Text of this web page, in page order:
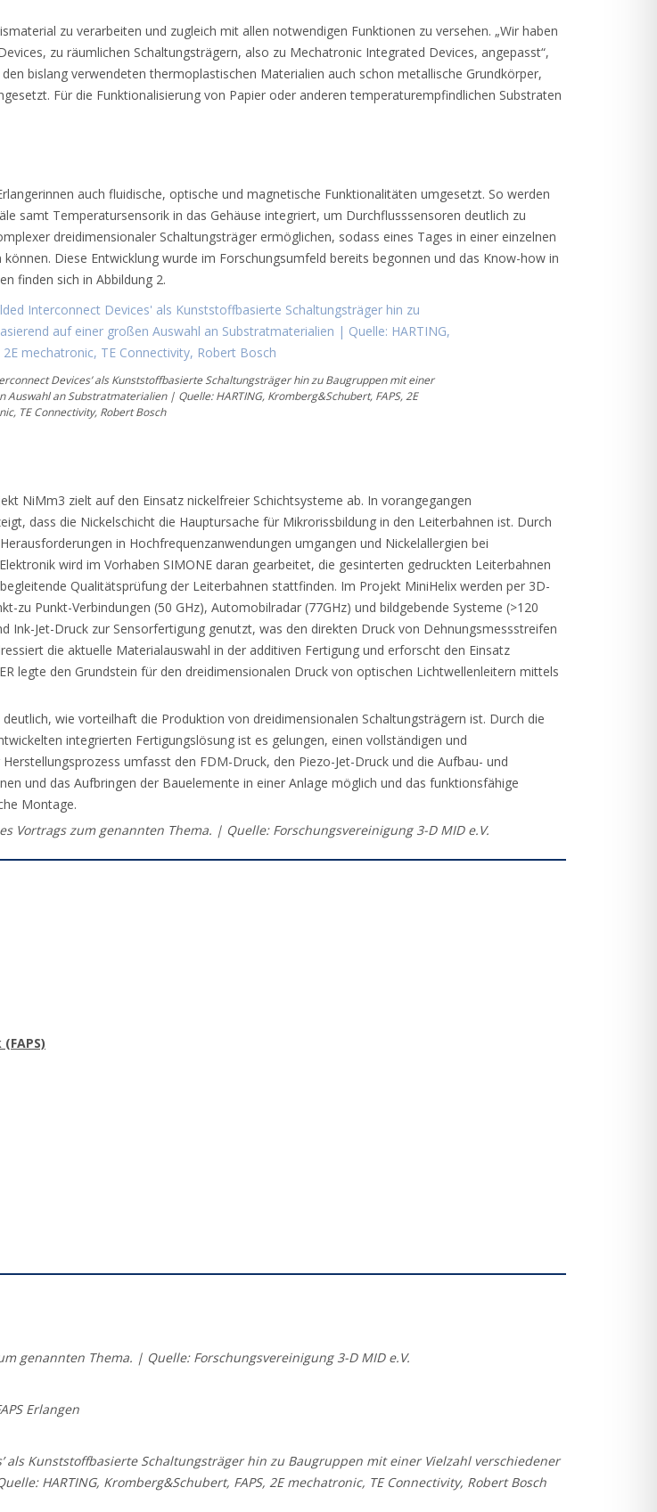
zu verarbeiten und zugleich mit allen notwendigen Funktionen zu versehen. „Wir haben
zu räumlichen Schaltungsträgern, also zu Mechatronic Integrated Devices, angepasst“,
bislang verwendeten thermoplastischen Materialien auch schon metallische Grundkörper,
Für die Funktionalisierung von Papier oder anderen temperaturempfindlichen Substraten
auch fluidische, optische und magnetische Funktionalitäten umgesetzt. So werden
samt Temperatursensorik in das Gehäuse integriert, um Durchflusssensoren deutlich zu
dreidimensionaler Schaltungsträger ermöglichen, sodass eines Tages in einer einzelnen
Diese Entwicklung wurde im Forschungsumfeld bereits begonnen und das Know-how in
finden sich in Abbildung 2.
Devices’ als Kunststoffbasierte Schaltungsträger hin zu Baugruppen mit einer
an Substratmaterialien | Quelle: HARTING, Kromberg&Schubert, FAPS, 2E
TE Connectivity, Robert Bosch
NiMm3 zielt auf den Einsatz nickelfreier Schichtsysteme ab. In vorangegangen
dass die Nickelschicht die Hauptursache für Mikrorissbildung in den Leiterbahnen ist. Durch
in Hochfrequenzanwendungen umgangen und Nickelallergien bei
wird im Vorhaben SIMONE daran gearbeitet, die gesinterten gedruckten Leiterbahnen
Qualitätsprüfung der Leiterbahnen stattfinden. Im Projekt MiniHelix werden per 3D-
zu Punkt-Verbindungen (50 GHz), Automobilradar (77GHz) und bildgebende Systeme (>120
Ink-Jet-Druck zur Sensorfertigung genutzt, was den direkten Druck von Dehnungsmessstreifen
die aktuelle Materialauswahl in der additiven Fertigung und erforscht den Einsatz
legte den Grundstein für den dreidimensionalen Druck von optischen Lichtwellenleitern mittels
wie vorteilhaft die Produktion von dreidimensionalen Schaltungsträgern ist. Durch die
integrierten Fertigungslösung ist es gelungen, einen vollständigen und
umfasst den FDM-Druck, den Piezo-Jet-Druck und die Aufbau- und
und das Aufbringen der Bauelemente in einer Anlage möglich und das funktionsfähige
Montage.
Vortrags zum genannten Thema. | Quelle: Forschungsvereinigung 3-D MID e.V.
genannten Thema. | Quelle: Forschungsvereinigung 3-D MID e.V.
Erlangen
als Kunststoffbasierte Schaltungsträger hin zu Baugruppen mit einer Vielzahl verschiedener
HARTING, Kromberg&Schubert, FAPS, 2E mechatronic, TE Connectivity, Robert Bosch